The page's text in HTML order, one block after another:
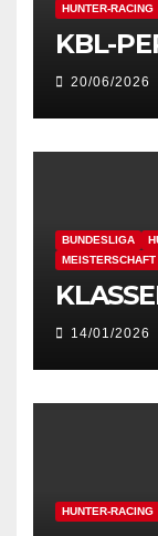
HUNTER-RACING
KBL-
20/06/2026
BUNDESLIGA
MEISTERSCHAFT
14/01/2026
HUNTER-RACING